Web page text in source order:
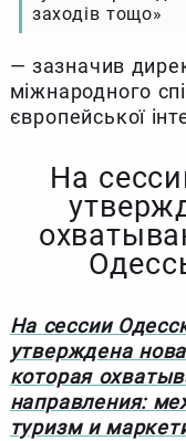
заходів тощо»
— зазначив
міжнародного
європейської
На
На сессии
утверждена
которая
направления:
туризм и